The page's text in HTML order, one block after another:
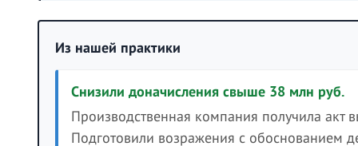
Из нашей практики
Снизили доначисления свыше 38 млн руб.
Производственная компания получила
Подготовили возражения с обоснованием